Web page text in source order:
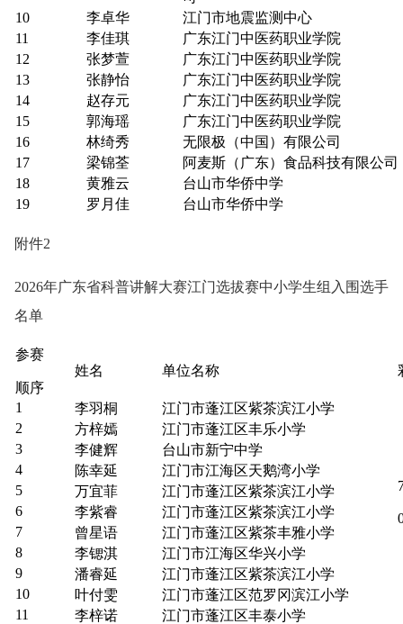
10
李卓华
江门市地震监测中心
11
李佳琪
广东江门中医药职业学院
12
张梦萱
广东江门中医药职业学院
13
张静怡
广东江门中医药职业学院
14
赵存元
广东江门中医药职业学院
15
郭海瑶
广东江门中医药职业学院
16
林绮秀
无限极（中国）有限公司
17
梁锦荃
阿麦斯（广东）食品科技有限公司
18
黄雅云
台山市华侨中学
19
罗月佳 台山市华侨中学
附件2
2026年广东省科普讲解大赛江门选拔赛中小学生组入围选手
名单
参赛
顺序
姓名 单位名称
1 李羽桐 江门市蓬江区紫茶滨江小学
2 方梓嫣
江门市蓬江区丰乐小学
3
李健辉
台山市新宁中学
4
陈幸延
江门市江海区天鹅湾小学
5
万宜菲
江门市蓬江区紫茶滨江小学
6
李紫睿
江门市蓬江区紫茶滨江小学
7
曾星语
江门市蓬江区紫茶丰雅小学
8
李锶淇
江门市江海区华兴小学
9
潘睿延
江门市蓬江区紫茶滨江小学
10
叶付雯
江门市蓬江区范罗冈滨江小学
11
李梓诺 江门市蓬江区丰泰小学